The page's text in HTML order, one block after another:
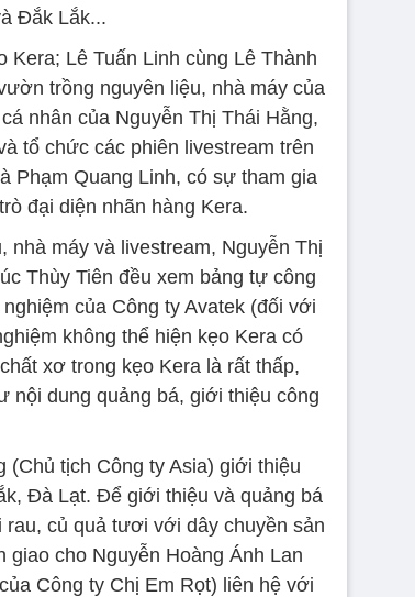
Đắk Lắk...
Lê Tuấn Linh cùng Lê Thành
trồng nguyên liệu, nhà máy của
nhân của Nguyễn Thị Thái Hằng,
tổ chức các phiên livestream trên
Phạm Quang Linh, có sự tham gia
đại diện nhãn hàng Kera.
máy và livestream, Nguyễn Thị
Thùy Tiên đều xem bảng tự công
của Công ty Avatek (đối với
không thể hiện kẹo Kera có
xơ trong kẹo Kera là rất thấp,
nội dung quảng bá, giới thiệu công
(Chủ tịch Công ty Asia) giới thiệu
Đà Lạt. Để giới thiệu và quảng bá
củ quả tươi với dây chuyền sản
giao cho Nguyễn Hoàng Ánh Lan
Công ty Chị Em Rọt) liên hệ với